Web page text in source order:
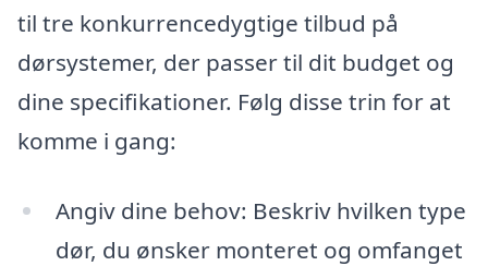
til tre konkurrencedygtige tilbud på
dørsystemer, der passer til dit budget og
dine specifikationer. Følg disse trin for at
komme i gang:
Angiv dine behov: Beskriv hvilken type
dør, du ønsker monteret og omfanget